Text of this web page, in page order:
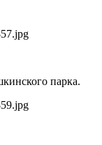
парка.